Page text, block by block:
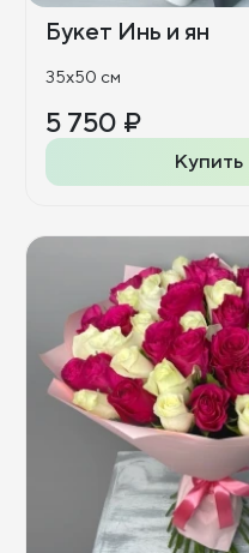
Букет Инь и ян
35x50 см
5 750 ₽
Купить